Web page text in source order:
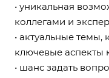
• уникальная
коллегами и
• актуальные темы,
ключевые аспекты
• шанс задать